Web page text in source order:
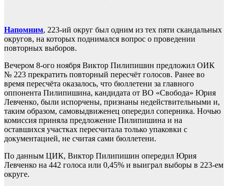
Напомним, 223-ий округ был одним из тех пяти скандальных
округов, на которых поднимался вопрос о проведении
повторных выборов.
Вечером 8-ого ноября Виктор Пилипишин предложил ОИК
№ 223 прекратить повторный пересчёт голосов. Ранее во
время пересчёта оказалось, что бюллетени за главного
оппонента Пилипишина, кандидата от ВО «Свобода» Юрия
Левченко, были испорчены, признаны недействительными и,
таким образом, самовыдвиженец опередил соперника. Ночью
комиссия приняла предложение Пилипишина и на
оставшихся участках пересчитала только упаковки с
документацией, не считая сами бюллетени.
По данным ЦИК, Виктор Пилипишин опередил Юрия
Левченко на 442 голоса или 0,45% и выиграл выборы в 223-ем
округе.